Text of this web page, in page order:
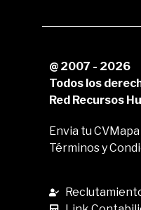
@ 2007 - 2026
Todos los
Red Recursos
Envia tu CV
Términos y